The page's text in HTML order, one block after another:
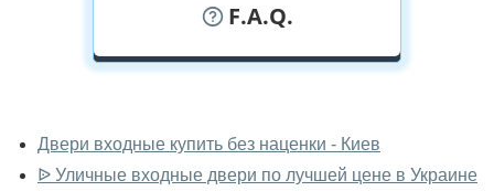
F.A.Q.
входные вживую?
Да, можно посмотреть двери входные в нашем
Двери входные купить без наценки - Киев
ᐉ Уличные входные двери по лучшей цене в Украине